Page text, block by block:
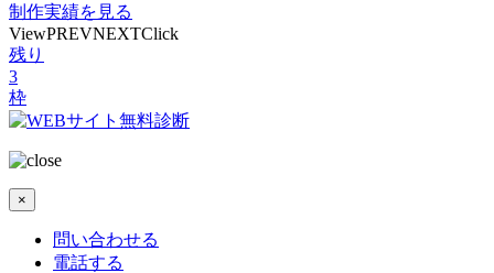
制作実績を見る
ViewPREVNEXTClick
残り
3
枠
×
問い合わせる
電話する